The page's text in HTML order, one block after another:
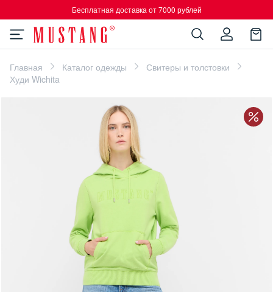
Бесплатная доставка от 7000 рублей
Главная Каталог одежды
Свитеры и толстовки
Худи Wichita